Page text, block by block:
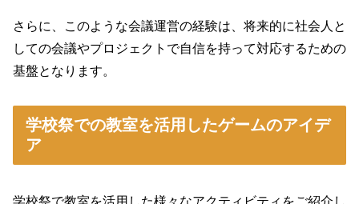
さらに、このような会議運営の経験は、将来的に社会人と
しての会議やプロジェクトで自信を持って対応するための
基盤となります。
学校祭での教室を活用したゲームのアイデ
ア